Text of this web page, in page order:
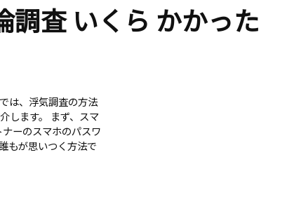
調査 いくら かかった
は、浮気調査の方法
します。 まず、スマ
ーのスマホのパスワ
もが思いつく方法で